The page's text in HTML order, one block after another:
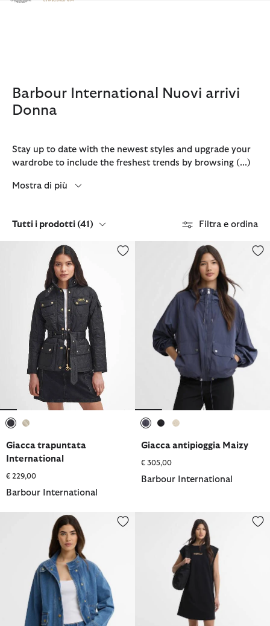
Clicca per visualizzare la nostra Dichiarazione di Accessibilità
Barbour International Nuovi arrivi
Donna
Stay up to date with the newest styles and upgrade your
wardrobe to include the freshest trends by browsing (...)
Mostra di più
Tutti i prodotti (41) Filtra e ordina
Giacca trapuntata International
Giacca trapuntata
International
€ 229,00
Barbour International
Giacca antipioggia Maizy
Giacca antipioggia Maizy
€ 305,00
Barbour International
Giacca in denim Nikki Mini abito Niamh